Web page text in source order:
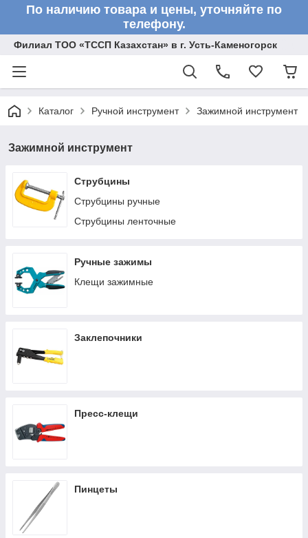
По наличию товара и цены, уточняйте по
телефону.
Филиал ТОО «ТССП Казахстан» в г. Усть-Каменогорск
Каталог Ручной инструмент Зажимной инструмент
Зажимной инструмент
Струбцины
Струбцины ручные
Струбцины ленточные
Ручные зажимы
Клещи зажимные
Заклепочники
Пресс-клещи
Пинцеты